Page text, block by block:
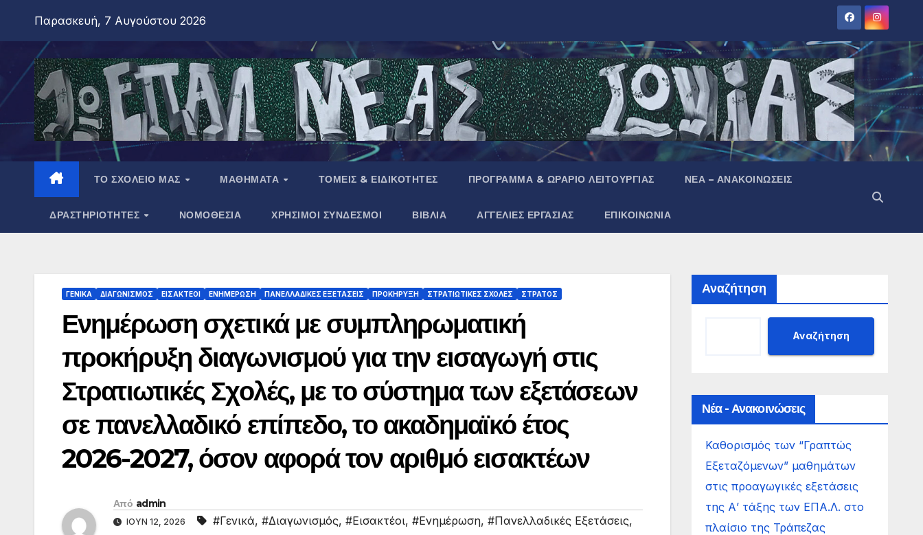
Παρασκευή, 7 Αυγούστου 2026
ΤΟ ΣΧΟΛΕΙΟ ΜΑΣ ΜΑΘΗΜΑΤΑ ΤΟΜΕΙΣ & ΕΙΔΙΚΟΤΗΤΕΣ ΠΡΟΓΡΑΜΜΑ & ΩΡΑΡΙΟ ΛΕΙΤΟΥΡΓΙΑΣ ΝΕΑ – ΑΝΑΚΟΙΝΩΣΕΙΣ
ΔΡΑΣΤΗΡΙΟΤΗΤΕΣ ΝΟΜΟΘΕΣΙΑ ΧΡΗΣΙΜΟΙ ΣΥΝΔΕΣΜΟΙ ΒΙΒΛΙΑ ΑΓΓΕΛΙΕΣ ΕΡΓΑΣΙΑΣ ΕΠΙΚΟΙΝΩΝΙΑ
ΓΕΝΙΚΑ ΔΙΑΓΩΝΙΣΜΟΣ ΕΙΣΑΚΤΕΟΙ ΕΝΗΜΕΡΩΣΗ ΠΑΝΕΛΛΑΔΙΚΕΣ ΕΞΕΤΑΣΕΙΣ ΠΡΟΚΗΡΥΞΗ ΣΤΡΑΤΙΩΤΙΚΕΣ ΣΧΟΛΕΣ ΣΤΡΑΤΟΣ
Ενημέρωση σχετικά με συμπληρωματική
προκήρυξη διαγωνισμού για την εισαγωγή στις
Στρατιωτικές Σχολές, με το σύστημα των εξετάσεων
σε πανελλαδικό επίπεδο, το ακαδημαϊκό έτος
2026-2027, όσον αφορά τον αριθμό εισακτέων
Από admin
ΙΟΎΝ 12, 2026 #Γενικά, #Διαγωνισμός, #Εισακτέοι, #Ενημέρωση, #Πανελλαδικές Εξετάσεις,
Αναζήτηση
Αναζήτηση
Νέα - Ανακοινώσεις
Καθορισμός των “Γραπτώς
Εξεταζόμενων” μαθημάτων
στις προαγωγικές εξετάσεις
της Α’ τάξης των ΕΠΑ.Λ. στο
πλαίσιο της Τράπεζας